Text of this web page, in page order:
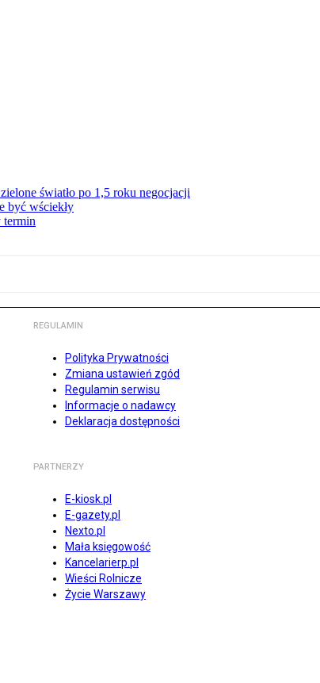
światło po 1,5 roku negocjacji
być wściekły
termin
REGULAMIN
Polityka Prywatności
Zmiana ustawień zgód
Regulamin serwisu
Informacje o nadawcy
Deklaracja dostępności
PARTNERZY
E-kiosk.pl
E-gazety.pl
Nexto.pl
Mała księgowość
Kancelarierp.pl
Wieści Rolnicze
Życie Warszawy